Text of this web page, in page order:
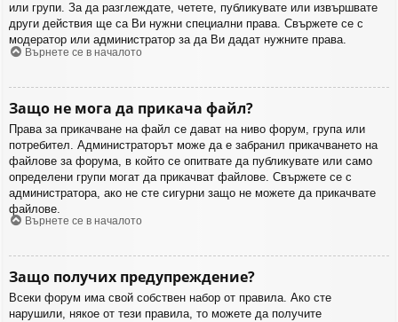
или групи. За да разглеждате, четете, публикувате или извършвате
други действия ще са Ви нужни специални права. Свържете се с
модератор или администратор за да Ви дадат нужните права.
Върнете се в началото
Защо не мога да прикача файл?
Права за прикачване на файл се дават на ниво форум, група или
потребител. Администраторът може да е забранил прикачването на
файлове за форума, в който се опитвате да публикувате или само
определени групи могат да прикачват файлове. Свържете се с
администратора, ако не сте сигурни защо не можете да прикачвате
файлове.
Върнете се в началото
Защо получих предупреждение?
Всеки форум има свой собствен набор от правила. Ако сте
нарушили, някое от тези правила, то можете да получите